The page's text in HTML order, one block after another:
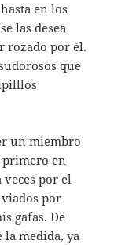
en los
las desea
rozado por él.
que
un miembro
primero en
por el
por
gafas. De
la medida, ya